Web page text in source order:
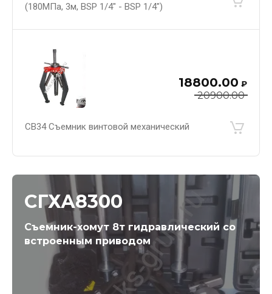
(180МПа, 3м, BSP 1/4" - BSP 1/4")
20900.00
18800.00 ₽
СВ34 Съемник винтовой механический
СГХА8300
Съемник-хомут 8т гидравлический со
встроенным приводом